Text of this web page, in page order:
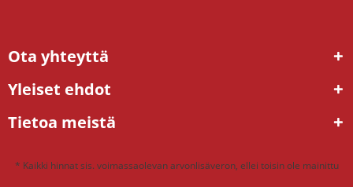
Ota yhteyttä
Yleiset ehdot
Tietoa meistä
* Kaikki hinnat sis. voimassaolevan arvonlisäveron, ellei toisin ole mainittu